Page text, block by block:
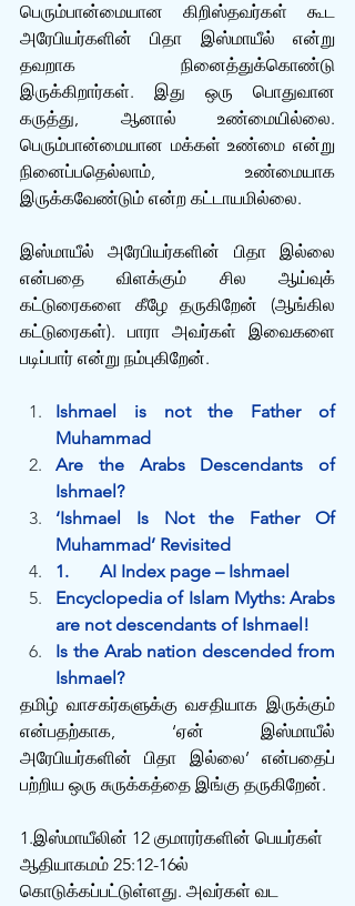
பெரும்பான்மையான கிறிஸ்தவர்கள் கூட
அரேபியர்களின் பிதா இஸ்மாயீல் என்று
தவறாக நினைத்துக்கொண்டு
இருக்கிறார்கள். இது ஒரு பொதுவான
கருத்து, ஆனால் உண்மையில்லை.
பெரும்பான்மையான மக்கள் உண்மை என்று
நினைப்பதெல்லாம், உண்மையாக
இருக்கவேண்டும் என்ற கட்டாயமில்லை.
இஸ்மாயீல் அரேபியர்களின் பிதா இல்லை
என்பதை விளக்கும் சில ஆய்வுக்
கட்டுரைகளை கீழே தருகிறேன் (ஆங்கில
கட்டுரைகள்). பாரா அவர்கள் இவைகளை
படிப்பார் என்று நம்புகிறேன்.
Ishmael is not the Father of
Muhammad
Are the Arabs Descendants of
Ishmael?
‘Ishmael Is Not the Father Of
Muhammad’ Revisited
1.	AI Index page – Ishmael
Encyclopedia of Islam Myths: Arabs
are not descendants of Ishmael!
Is the Arab nation descended from
Ishmael?
தமிழ் வாசகர்களுக்கு வசதியாக இருக்கும்
என்பதற்காக, ‘ஏன் இஸ்மாயீல்
அரேபியர்களின் பிதா இல்லை’ என்பதைப்
பற்றிய ஒரு சுருக்கத்தை இங்கு தருகிறேன்.
1.இஸ்மாயீலின் 12 குமாரர்களின் பெயர்கள்
ஆதியாகமம் 25:12-16ல்
கொடுக்கப்பட்டுள்ளது. அவர்கள் வட